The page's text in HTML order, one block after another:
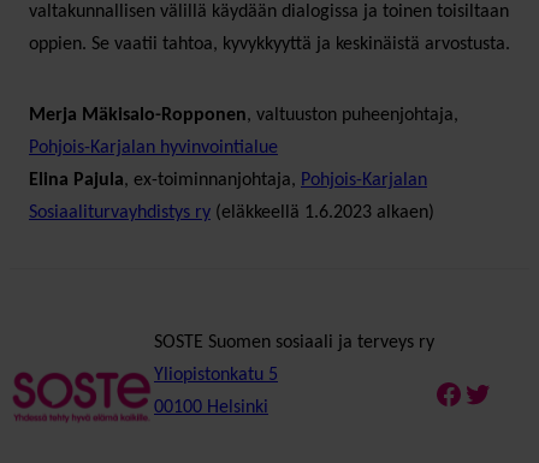
valtakunnallisen välillä käydään dialogissa ja toinen toisiltaan
oppien. Se vaatii tahtoa, kyvykkyyttä ja keskinäistä arvostusta.
Merja Mäkisalo-Ropponen, valtuuston puheenjohtaja,
Pohjois-Karjalan hyvinvointialue
Elina Pajula, ex-toiminnanjohtaja, Pohjois-Karjalan
Sosiaaliturvayhdistys ry (eläkkeellä 1.6.2023 alkaen)
SOSTE Suomen sosiaali ja terveys ry
Yliopistonkatu 5
00100 Helsinki